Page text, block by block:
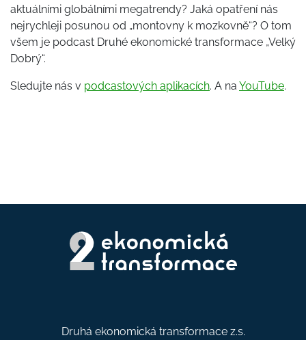
aktuálními globálními megatrendy? Jaká opatření nás
nejrychleji posunou od „montovny k mozkovně“? O tom
všem je podcast Druhé ekonomické transformace „Velký
Dobrý“.
Sledujte nás v podcastových aplikacích. A na YouTube.
Druhá ekonomická transformace z.s.